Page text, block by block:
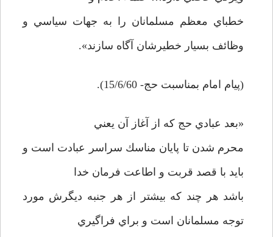
خطباي معظم مسلمانان را به جهات سياسي و
وظائف بسيار خطيرشان آگاه سازند».
(پيام امام بمناسبت حج- 15/6/60).
«بعد عبادي حج كه از آغاز آن يعني
محرم شدن تا پايان مناسك سراسر عبادت است و
بايد با قصد قربت و اطاعت فرمان خدا
باشد هر چند كه بيشتر از هر جنبه ديگرش مورد
توجه مسلمانان است و براي فراگيري